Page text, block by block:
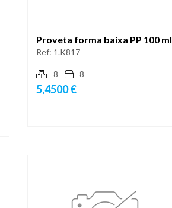
Proveta forma baixa PP 100 ml
Ref: 1.K817
8 8
5,4500 €